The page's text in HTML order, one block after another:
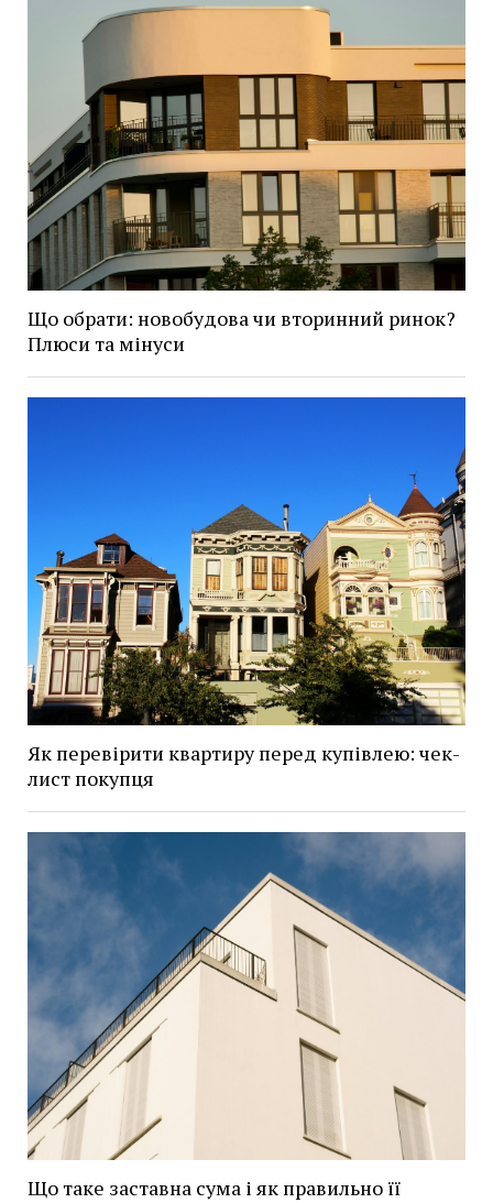
Що обрати: новобудова чи вторинний ринок?
Плюси та мінуси
Як перевірити квартиру перед купівлею: чек-
лист покупця
Що таке заставна сума і як правильно її